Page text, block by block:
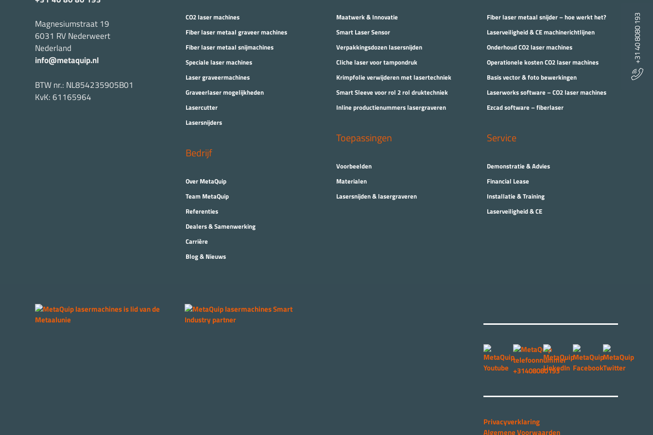
+31 40 8080 193
Magnesiumstraat 19
6031 RV Nederweert
Nederland
info@metaquip.nl
BTW nr.: NL854235905B01
KvK: 61165964
CO2 laser machines
Fiber laser metaal graveer machines
Fiber laser metaal snijmachines
Speciale laser machines
Laser graveermachines
Graveerlaser mogelijkheden
Lasercutter
Lasersnijders
Bedrijf
Over MetaQuip
Team MetaQuip
Referenties
Dealers & Samenwerking
Carrière
Blog & Nieuws
Maatwerk & Innovatie
Smart Laser Sensor
Verpakkingsdozen lasersnijden
Cliche laser voor tampondruk
Krimpfolie verwijderen met lasertechniek
Smart Sleeve voor rol 2 rol druktechniek
Inline productienummers lasergraveren
Toepassingen
Voorbeelden
Materialen
Lasersnijden & lasergraveren
Fiber laser metaal snijder – hoe werkt het?
Laserveiligheid & CE machinerichtlijnen
Onderhoud CO2 laser machines
Operationele kosten CO2 laser machines
Basis vector & foto bewerkingen
Laserworks software – CO2 laser machines
Ezcad software – fiberlaser
Service
Demonstratie & Advies
Financial Lease
Installatie & Training
Laserveiligheid & CE
Privacyverklaring
Algemene Voorwaarden